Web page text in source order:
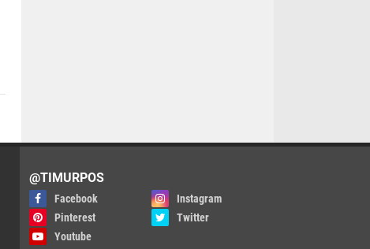
@TIMURPOS
Facebook
Instagram
Pinterest
Twitter
Youtube